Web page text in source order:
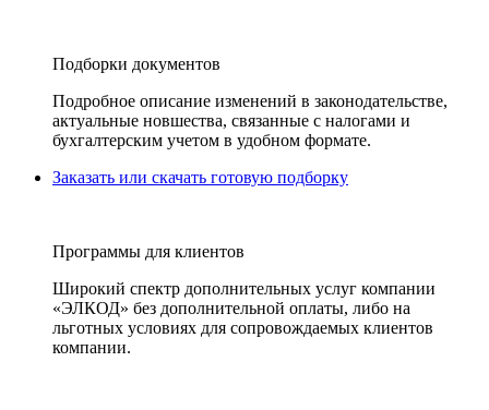
Подборки документов
Подробное описание изменений в законодательстве,
актуальные новшества, связанные с налогами и
бухгалтерским учетом в удобном формате.
Заказать или скачать готовую подборку
Программы для клиентов
Широкий спектр дополнительных услуг компании
«ЭЛКОД» без дополнительной оплаты, либо на
льготных условиях для сопровождаемых клиентов
компании.